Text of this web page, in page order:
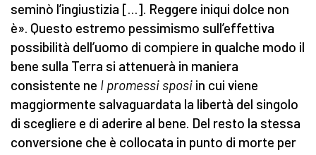
seminò l’ingiustizia […]. Reggere iniqui dolce non
è». Questo estremo pessimismo sull’effettiva
possibilità dell’uomo di compiere in qualche modo il
bene sulla Terra si attenuerà in maniera
consistente ne I promessi sposi in cui viene
maggiormente salvaguardata la libertà del singolo
di scegliere e di aderire al bene. Del resto la stessa
conversione che è collocata in punto di morte per